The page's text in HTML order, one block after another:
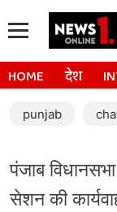
HOME देश
punjab
पंजाब
सेशन की